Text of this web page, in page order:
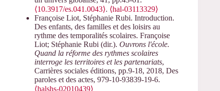
⟨10.3917/es.041.0043⟩. ⟨hal-03113329⟩
Françoise Liot, Stéphanie Rubi. Introduction.
Des enfants, des familles et des loisirs au
rythme des temporalités scolaires. Françoise
Liot; Stéphanie Rubi (dir.). Ouvrons l'école.
Quand la réforme des rythmes scolaires
interroge les territoires et les partenariats,
Carrières sociales éditions, pp.9-18, 2018, Des
paroles et des actes, 979-10-93839-19-6.
⟨halshs-02010439⟩